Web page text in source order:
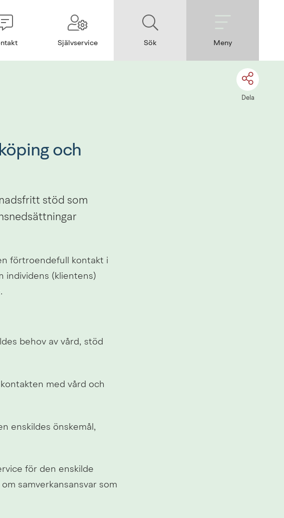
Självservice Sök Meny
Dela
och
stöd som
förtroendefull kontakt i
individens (klientens)
behov av vård, stöd
med vård och
enskildes önskemål,
för den enskilde
samverkansansvar som